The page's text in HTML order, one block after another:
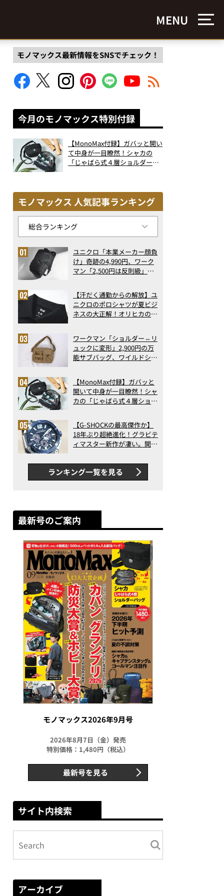
MENU
モノマックス最新情報をSNSでチェック！
今月のモノマックス特別付録
【MonoMax付録】ガバッと開い
て中身が一目瞭然！シャカの
「じゃばら式４層ショルダーバ
モノマックス 人気記事ランキング
ユニクロ「本業メーカー顔負
け」奇跡の4,990円、ワーク
マン「2,500円は反則級」凄
ト3】（2026年6月版）
【汗だく通勤からの解放】ユ
ニクロのポロシャツが夏ビジ
ネスの大正解！オリヒカの透
アの実力
ワークマン「ショルダー⇔リ
ュックに変形」2,900円の万
能サブバッグ、ワイルドシン
記事ランキングベスト3】
（2026年6月版）
【MonoMax付録】ガバッと
開いて中身が一目瞭然！シャ
カの「じゃばら式４層ショル
った！
【G-SHOCKの最高傑作か】
18年ぶり超絶進化！グラビテ
ィマスター新作が凄い。開発
新ムーブメントの衝撃
ランキング一覧を見る
最新号のご案内
モノマックス2026年9月号
2026年8月7日（金）発売
特別価格：1,480円（税込）
最新号を見る
サイト内検索
アーカイブ